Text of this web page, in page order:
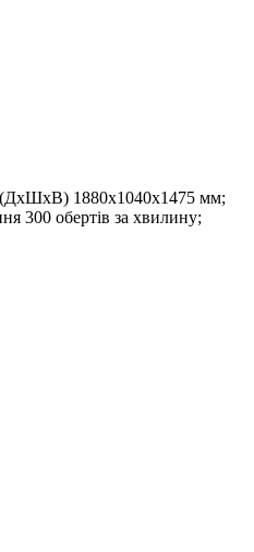
(ДхШхВ) 1880х1040х1475 мм;
300 обертів за хвилину;